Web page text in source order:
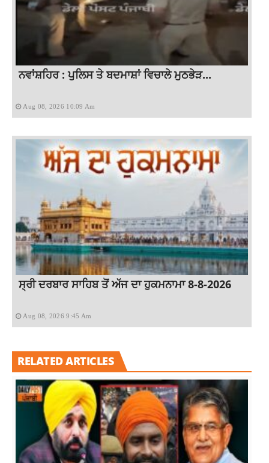
ਨਵਾਂਸ਼ਹਿਰ : ਪੁਲਿਸ ਤੇ ਬਦਮਾਸ਼ਾਂ ਵਿਚਾਲੇ ਮੁਠਭੇੜ...
Aug 08, 2026 10:09 Am
ਸ੍ਰੀ ਦਰਬਾਰ ਸਾਹਿਬ ਤੋਂ ਅੱਜ ਦਾ ਹੁਕਮਨਾਮਾ 8-8-2026
Aug 08, 2026 9:45 Am
RELATED ARTICLES